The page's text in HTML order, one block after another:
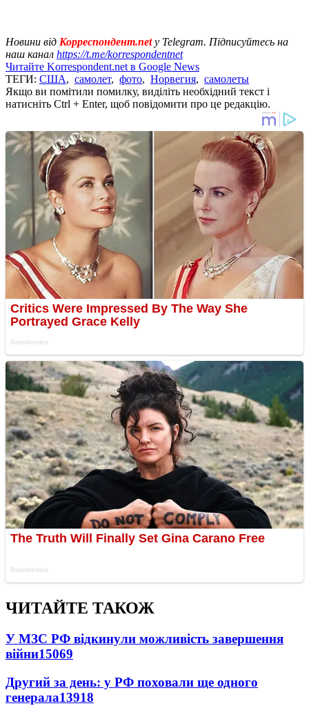
Новини від Корреспондент.netу Telegram. Підписуйтесь на
наш канал https://t.me/korrespondentnet
Читайте Korrespondent.net в Google News
ТЕГИ: США, самолет, фото, Норвегия, самолеты
Якщо ви помітили помилку, виділіть необхідний текст і
натисніть Ctrl + Enter, щоб повідомити про це редакцію.
ЧИТАЙТЕ ТАКОЖ
У МЗС РФ відкинули можливість завершення
війни15069
Другий за день: у РФ поховали ще одного
генерала13918